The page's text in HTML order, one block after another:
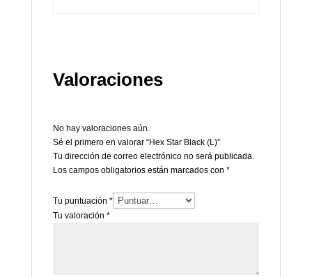
Valoraciones
No hay valoraciones aún.
Sé el primero en valorar “Hex Star Black (L)”
Tu dirección de correo electrónico no será publicada.
Los campos obligatorios están marcados con *
Tu puntuación *
Tu valoración *